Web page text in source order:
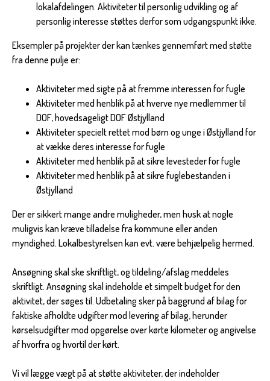
lokalafdelingen. Aktiviteter til personlig udvikling og af
personlig interesse støttes derfor som udgangspunkt ikke.
Eksempler på projekter der kan tænkes gennemført med støtte
fra denne pulje er:
Aktiviteter med sigte på at fremme interessen for fugle
Aktiviteter med henblik på at hverve nye medlemmer til
DOF, hovedsageligt DOF Østjylland
Aktiviteter specielt rettet mod børn og unge i Østjylland for
at vække deres interesse for fugle
Aktiviteter med henblik på at sikre levesteder for fugle
Aktiviteter med henblik på at sikre fuglebestanden i
Østjylland
Der er sikkert mange andre muligheder, men husk at nogle
muligvis kan kræve tilladelse fra kommune eller anden
myndighed. Lokalbestyrelsen kan evt. være behjælpelig hermed.
Ansøgning skal ske skriftligt, og tildeling/afslag meddeles
skriftligt. Ansøgning skal indeholde et simpelt budget for den
aktivitet, der søges til. Udbetaling sker på baggrund af bilag for
faktiske afholdte udgifter mod levering af bilag, herunder
kørselsudgifter mod opgørelse over kørte kilometer og angivelse
af hvorfra og hvortil der kørt.
Vi vil lægge vægt på at støtte aktiviteter, der indeholder